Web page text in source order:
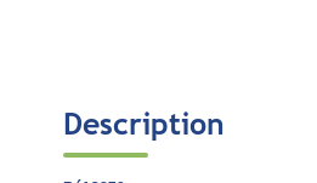
Description